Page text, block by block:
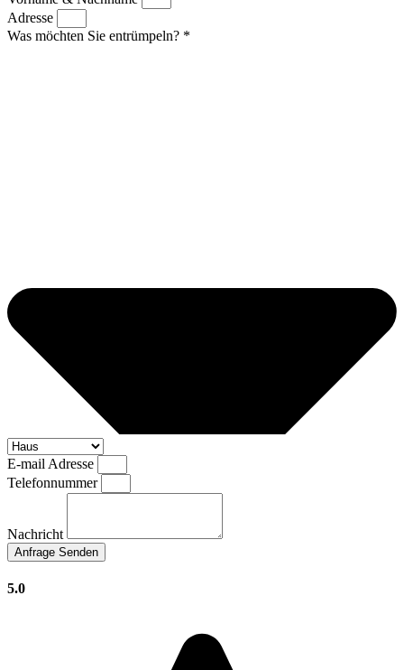
Adresse
Was möchten Sie entrümpeln? *
E-mail Adresse
Telefonnummer
Nachricht
Anfrage Senden
5.0